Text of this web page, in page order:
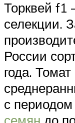
Торквей f1
селекции.
России
года.
с